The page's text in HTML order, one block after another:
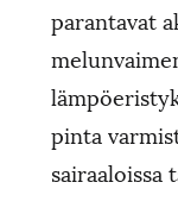
parantavat
pinta
sairaaloissa